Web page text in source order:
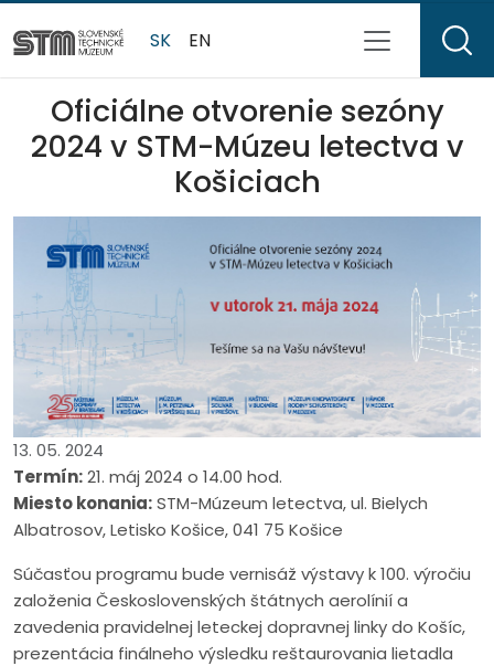
SK EN
Oficiálne otvorenie sezóny
2024 v STM-Múzeu letectva v
Košiciach
13. 05. 2024
Termín:21. máj 2024 o 14.00 hod.
Miesto konania:STM-Múzeum letectva, ul. Bielych
Albatrosov, Letisko Košice, 041 75 Košice
Súčasťou programu bude vernisáž výstavy k 100. výročiu
založenia Československých štátnych aerolínií a
zavedenia pravidelnej leteckej dopravnej linky do Košíc,
prezentácia finálneho výsledku reštaurovania lietadla